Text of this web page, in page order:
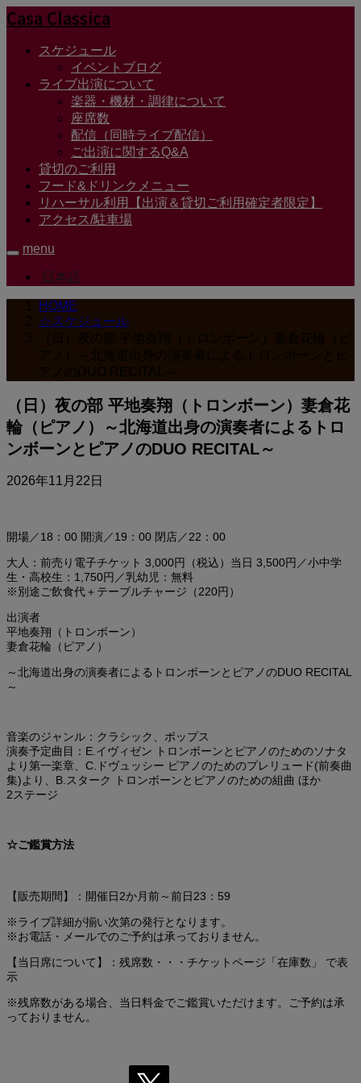
Casa Classica
スケジュール
イベントブログ
ライブ出演について
楽器・機材・調律について
座席数
配信（同時ライブ配信）
ご出演に関するQ&A
貸切のご利用
フード&ドリンクメニュー
リハーサル利用【出演＆貸切ご利用確定者限定】
アクセス/駐車場
menu
日本語
HOME
☆スケジュール
（日）夜の部 平地奏翔（トロンボーン）妻倉花
輪（ピアノ）～北海道出身の演奏者によるトロ
ンボーンとピアノのDUO RECITAL～
2026年11月22日
開場／18：00 開演／19：00 閉店／22：00
大人：前売り電子チケット 3,000円（税込）当日 3,500円／小中学
生・高校生：1,750円／乳幼児：無料
※別途ご飲食代＋テーブルチャージ（220円）
出演者
平地奏翔（トロンボーン）
妻倉花輪（ピアノ）
～北海道出身の演奏者によるトロンボーンとピアノのDUO RECITAL
～
音楽のジャンル：クラシック、ポップス
演奏予定曲目：E.イヴィゼン トロンボーンとピアノのためのソナタ
より第一楽章、C.ドヴュッシー ピアノのためのプレリュード(前奏曲
集)より、B.スターク トロンボーンとピアノのための組曲 ほか
2ステージ
☆ご鑑賞方法
【販売期間】：開催日2か月前～前日23：59
※ライブ詳細が揃い次第の発行となります。
※お電話・メールでのご予約は承っておりません。
【当日席について】：残席数・・・チケットページ「在庫数」 で表
示
※残席数がある場合、当日料金でご鑑賞いただけます。ご予約は承
っておりません。